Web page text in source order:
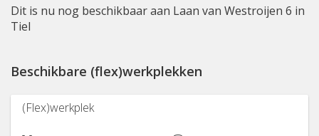
Dit is nu nog beschikbaar aan Laan van Westroijen 6 in
Tiel
Beschikbare (flex)werkplekken
(Flex)werkplek